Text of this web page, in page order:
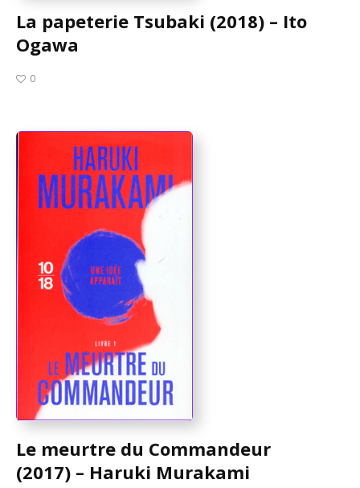
La papeterie Tsubaki (2018) – Ito
Ogawa
0
Le meurtre du Commandeur
(2017) – Haruki Murakami